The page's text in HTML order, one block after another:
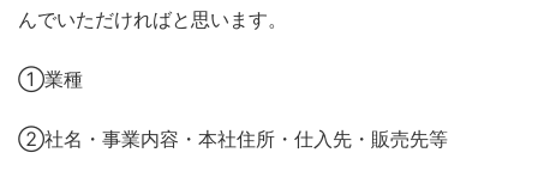
んでいただければと思います。
①業種
②社名・事業内容・本社住所・仕入先・販売先等